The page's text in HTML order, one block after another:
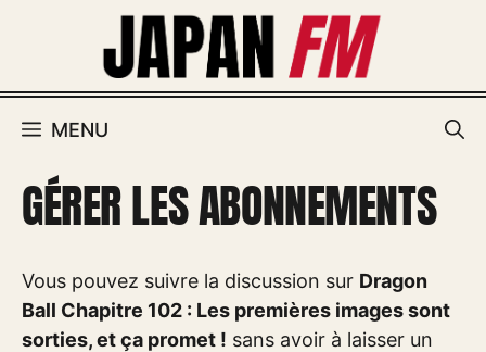
MENU
GÉRER LES ABONNEMENTS
Vous pouvez suivre la discussion sur Dragon
Ball Chapitre 102 : Les premières images sont
sorties, et ça promet ! sans avoir à laisser un